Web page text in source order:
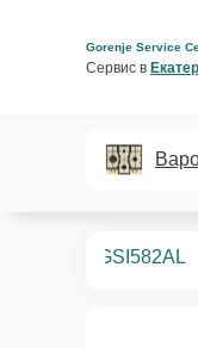
Gorenje Service
Сервис в
GSI582AL